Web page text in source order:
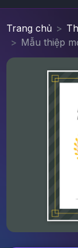
Trang chủ
Mẫu thiệp